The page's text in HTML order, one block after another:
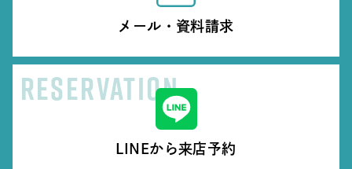
メール・資料請求
RESERVATION
LINEから来店予約